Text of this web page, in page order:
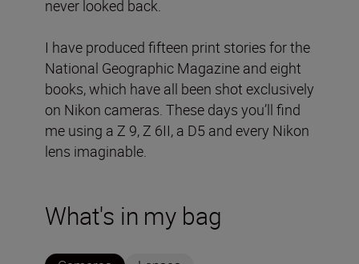
never looked back.
I have produced fifteen print stories for the
National Geographic Magazine and eight
books, which have all been shot exclusively
on Nikon cameras. These days you’ll find
me using a Z 9, Z 6II, a D5 and every Nikon
lens imaginable.
What's in my bag